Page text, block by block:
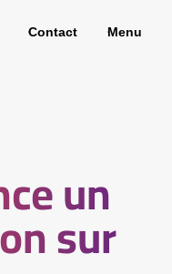
Contact Menu
un
sur